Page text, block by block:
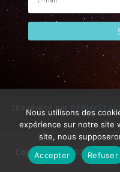
Site réalisé par DEPHYSTECH
Copyright © 2026 -
Nous utilisons des
expérience sur notre site
site, nous
Accepter
Refuser